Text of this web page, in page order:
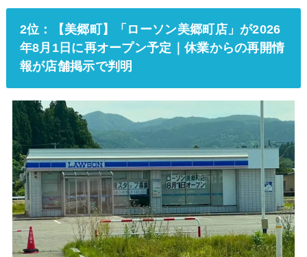
2位：【美郷町】「ローソン美郷町店」が2026
年8月1日に再オープン予定｜休業からの再開情
報が店舗掲示で判明